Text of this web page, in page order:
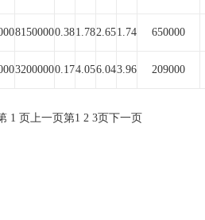
81500000.381.782.651.74 650000
32000000.174.056.043.96 209000
1 页上一页第1 2 3页下一页